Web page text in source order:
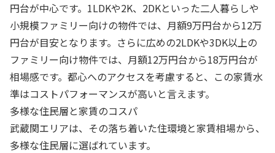
円台が中心です。1LDKや2K、2DKといった二人暮らしや
小規模ファミリー向けの物件では、月額9万円台から12万
円台が目安となります。さらに広めの2LDKや3DK以上の
ファミリー向け物件では、月額12万円台から18万円台が
相場感です。都心へのアクセスを考慮すると、この家賃水
準はコストパフォーマンスが高いと言えます。
多様な住民層と家賃のコスパ
武蔵関エリアは、その落ち着いた住環境と家賃相場から、
多様な住民層に選ばれています。